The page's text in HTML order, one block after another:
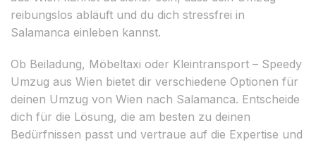
reibungslos abläuft und du dich stressfrei in
Salamanca einleben kannst.
Ob Beiladung, Möbeltaxi oder Kleintransport – Speedy
Umzug aus Wien bietet dir verschiedene Optionen für
deinen Umzug von Wien nach Salamanca. Entscheide
dich für die Lösung, die am besten zu deinen
Bedürfnissen passt und vertraue auf die Expertise und